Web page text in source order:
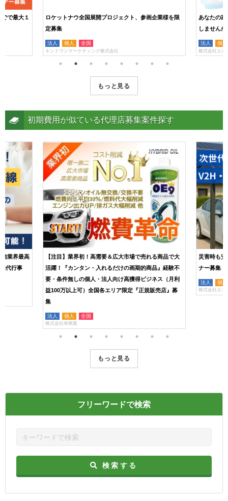
で最大１
ロケットナウ全国展開プロジェクト、参画企業様を限
定募集
法人 個人 全国
キントウンマーケティング株式会社
あなたの
しませんか
法人 個人
株式会社エル
もっと見る
初期費用が似ている代理店募集案件探す
業界最高
代行事
【注目】業界初！高需要＆広大市場で売れる商品で大
活躍！『カンタン・入れるだけの画期的商品』経験不
要・条件無しの個人・法人向け高獲得ビジネス（月利
益100万以上可）全国各エリア限定『正規販売店』募
集
法人 個人 全国
株式会社幸商業
災害時も
ナー募集
法人 個人
株式会社エナ
もっと見る
フリーワードで検索
検索する